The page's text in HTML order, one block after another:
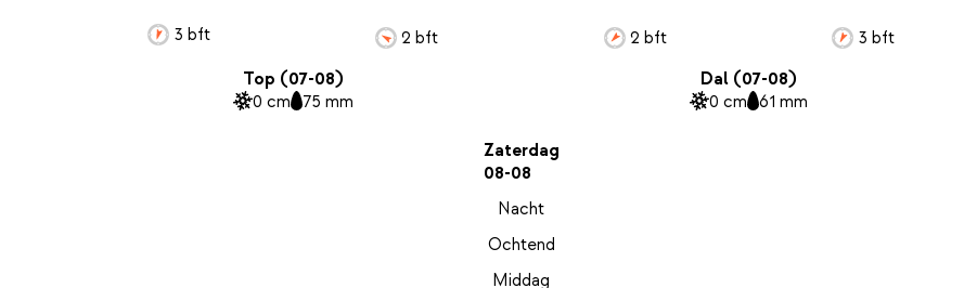
3 bft 2 bft 2 bft
3 bft
Top (07-08)
0 cm 75 mm
Dal (07-08)
0 cm 61 mm
Zaterdag
08-08
Nacht
Ochtend
Middag